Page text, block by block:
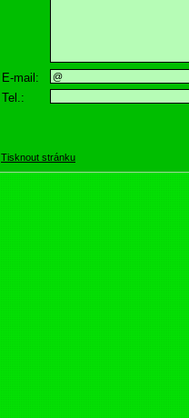
E-mail:
Tel.:
Tisknout stránku